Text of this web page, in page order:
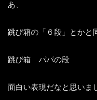
あ、
跳び箱の「６段」とかと
跳び箱 パパの段
面白い表現だなと思いま